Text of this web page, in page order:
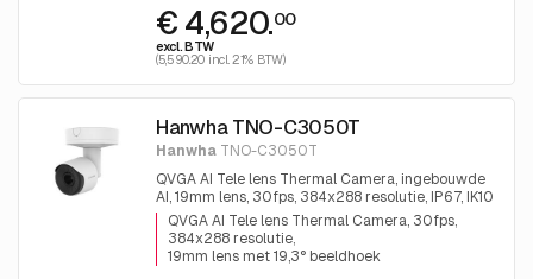
€ 4,620.00
excl. BTW
(5,590.20 incl. 21% BTW)
Hanwha TNO-C3050T
Hanwha TNO-C3050T
QVGA AI Tele lens Thermal Camera, ingebouwde
AI, 19mm lens, 30fps, 384x288 resolutie, IP67, IK10
QVGA AI Tele lens Thermal Camera, 30fps
384x288 resolutie
19mm lens met 19,3° beeldhoek